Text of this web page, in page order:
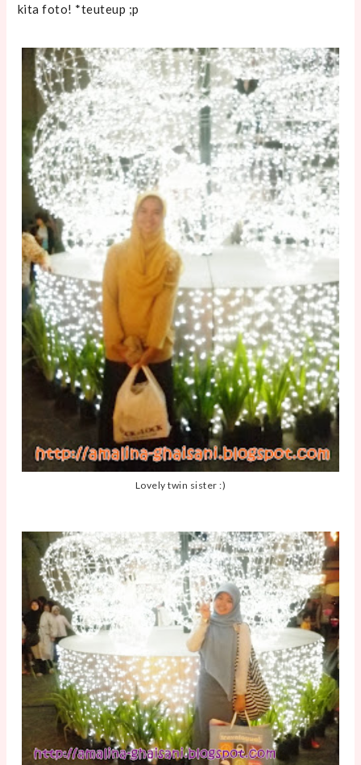
kita foto! *teuteup ;p
Lovely twin sister :)